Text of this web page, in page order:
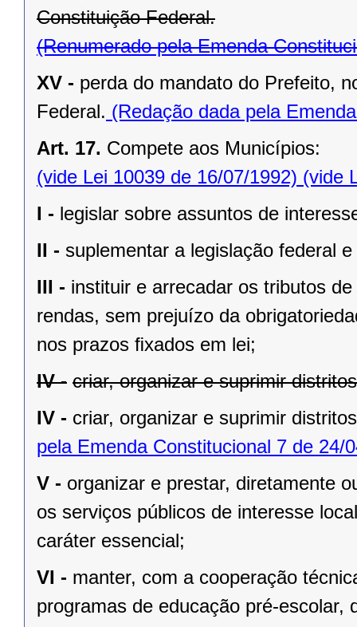
Constituição Federal.
(Renumerado pela Emenda
XV - perda do mandato do Prefeito,
Federal. (Redação dada pela
Art. 17. Compete aos Municípios:
(vide Lei 10039 de 16/07/1992) (vide
I - legislar sobre assuntos de
II - suplementar a legislação federal
III - instituir e arrecadar os tributos
rendas, sem prejuízo da
nos prazos ﬁxados em lei;
IV - criar, organizar e suprimir
IV - criar, organizar e suprimir
pela Emenda Constitucional 7 de 24/
V - organizar e prestar, diretamente
os serviços públicos de interesse
caráter essencial;
VI - manter, com a cooperação
programas de educação pré-escolar,